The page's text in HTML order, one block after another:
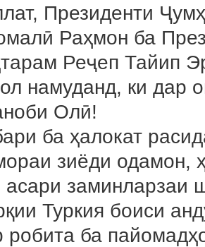
Президенти
Раҳмон ба
Реҷеп Тайип
намуданд, ки дар
Олӣ!
ба ҳалокат
зиёди одамон,
асари заминларзаи
Туркия боиси
робита ба